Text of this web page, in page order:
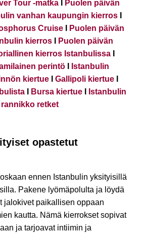
Tour -matka
Puolen päivän
vanhan kaupungin kierrosI
Cruise
Puolen päivän
kierrosI
Puolen päivän
kierros IstanbulissaI
perintö
Istanbulin
kiertueI Gallipoli kiertueI
Bursa kiertue
Istanbulin
rannikko retket
opastetut
ennen Istanbulin yksityisillä
Pakene lyömäpolulta ja löydä
jalokivet paikallisen oppaan
kautta. Nämä kierrokset sopivat
ja tarjoavat intiimin ja